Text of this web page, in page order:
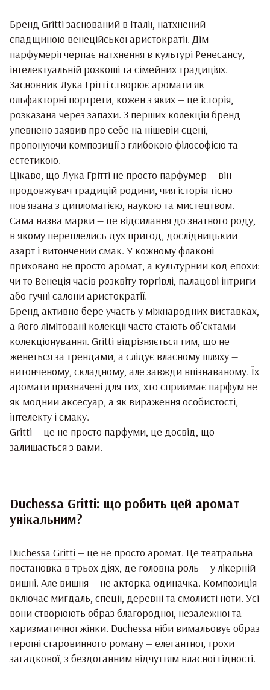
Бренд Gritti заснований в Італії, натхнений
спадщиною венеційської аристократії. Дім
парфумерії черпає натхнення в культурі Ренесансу,
інтелектуальній розкоші та сімейних традиціях.
Засновник Лука Грітті створює аромати як
ольфакторні портрети, кожен з яких — це історія,
розказана через запахи. З перших колекцій бренд
упевнено заявив про себе на нішевій сцені,
пропонуючи композиції з глибокою філософією та
естетикою.
Цікаво, що Лука Грітті не просто парфумер — він
продовжувач традицій родини, чия історія тісно
пов'язана з дипломатією, наукою та мистецтвом.
Сама назва марки — це відсилання до знатного роду,
в якому переплелись дух пригод, дослідницький
азарт і витончений смак. У кожному флаконі
приховано не просто аромат, а культурний код епохи:
чи то Венеція часів розквіту торгівлі, палацові інтриги
або гучні салони аристократії.
Бренд активно бере участь у міжнародних виставках,
а його лімітовані колекції часто стають об'єктами
колекціонування. Gritti відрізняється тим, що не
женеться за трендами, а слідує власному шляху —
витонченому, складному, але завжди впізнаваному. Їх
аромати призначені для тих, хто сприймає парфум не
як модний аксесуар, а як вираження особистості,
інтелекту і смаку.
Gritti — це не просто парфуми, це досвід, що
залишається з вами.
Duchessa Gritti: що робить цей аромат
унікальним?
Duchessa Gritti— це не просто аромат. Це театральна
постановка в трьох діях, де головна роль — у лікерній
вишні. Але вишня — не акторка-одиначка. Композиція
включає мигдаль, спеції, деревні та смолисті ноти. Усі
вони створюють образ благородної, незалежної та
харизматичної жінки. Duchessa ніби вимальовує образ
героїні старовинного роману — елегантної, трохи
загадкової, з бездоганним відчуттям власної гідності.